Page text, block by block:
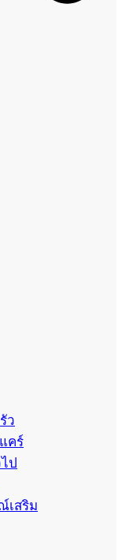
ว
คร์
ป
เสริม